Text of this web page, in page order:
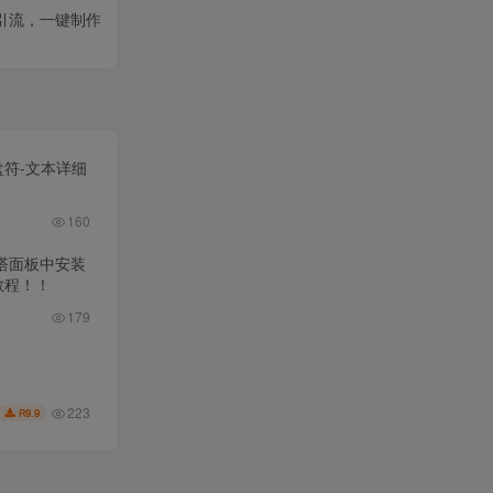
流，一键制作
-文本详细
160
面板中安装
！！
179
R9.9 223